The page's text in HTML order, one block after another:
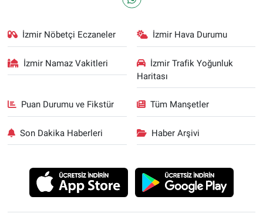
İzmir Nöbetçi Eczaneler İzmir Hava Durumu
İzmir Namaz Vakitleri
İzmir Trafik Yoğunluk
Haritası
Puan Durumu ve Fikstür Tüm Manşetler
Son Dakika Haberleri Haber Arşivi